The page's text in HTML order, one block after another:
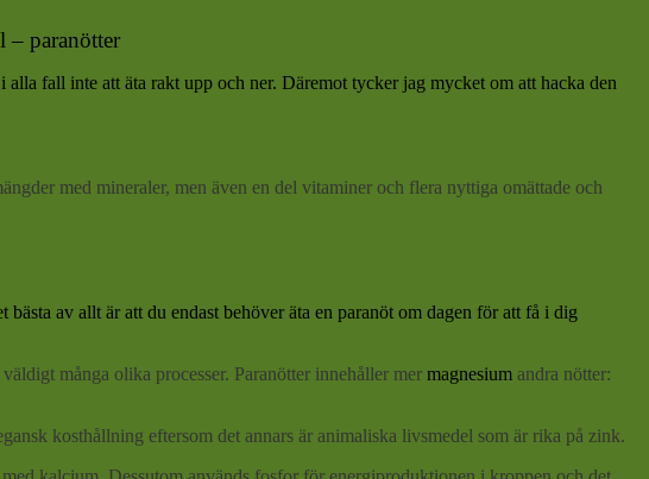
– paranötter
fall inte att äta rakt upp och ner. Däremot tycker jag mycket om att hacka den
med mineraler, men även en del vitaminer och flera nyttiga omättade och
av allt är att du endast behöver äta en paranöt om dagen för att få i dig
många olika processer. Paranötter innehåller mer magnesium andra nötter:
kosthållning eftersom det annars är animaliska livsmedel som är rika på zink.